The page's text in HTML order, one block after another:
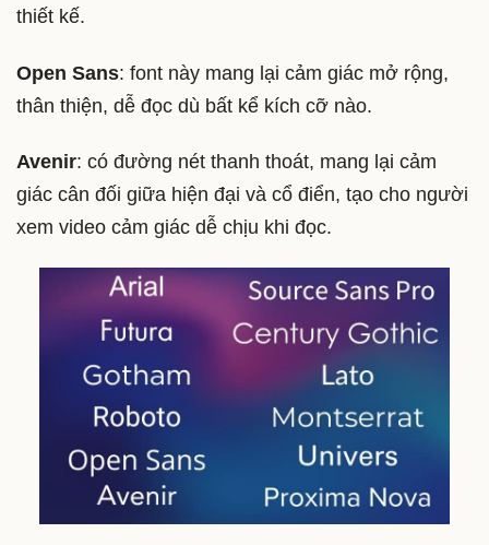
thiết kế.
Open Sans: font này mang lại cảm giác mở rộng,
thân thiện, dễ đọc dù bất kể kích cỡ nào.
Avenir: có đường nét thanh thoát, mang lại cảm
giác cân đối giữa hiện đại và cổ điển, tạo cho người
xem video cảm giác dễ chịu khi đọc.